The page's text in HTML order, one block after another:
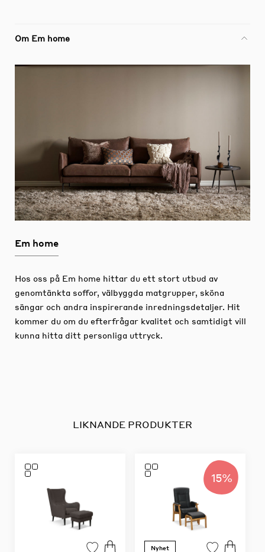
Om Em home
Em home
Hos oss på Em home hittar du ett stort utbud av
genomtänkta soffor, välbyggda matgrupper, sköna
sängar och andra inspirerande inredningsdetaljer. Hit
kommer du om du efterfrågar kvalitet och samtidigt vill
kunna hitta ditt personliga uttryck.
LIKNANDE PRODUKTER
15%
Nyhet